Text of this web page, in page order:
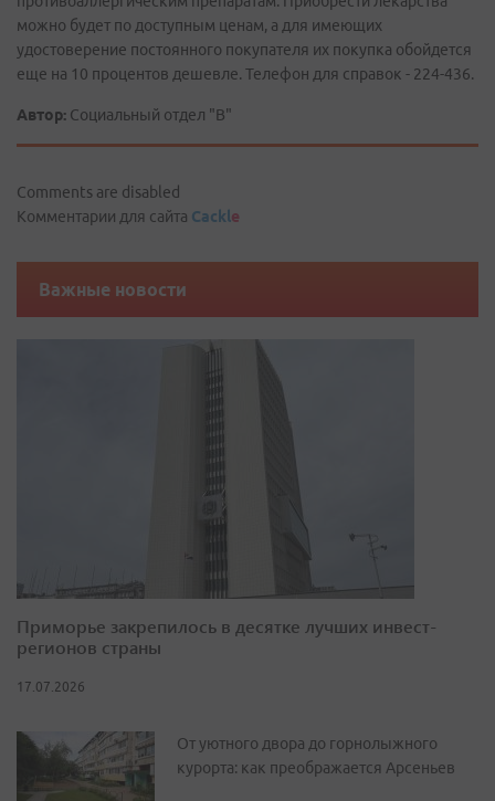
можно будет по доступным ценам, а для имеющих
удостоверение постоянного покупателя их покупка обойдется
еще на 10 процентов дешевле. Телефон для справок - 224-436.
Автор: Социальный отдел "В"
Comments are disabled
Комментарии для сайта Cackle
Важные новости
Приморье закрепилось в десятке лучших инвест-
регионов страны
17.07.2026
От уютного двора до горнолыжного
курорта: как преображается Арсеньев